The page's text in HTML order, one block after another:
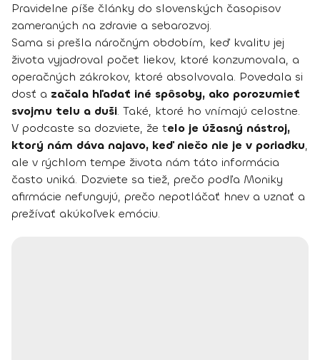
Pravidelne píše články do slovenských časopisov
zameraných na zdravie a sebarozvoj.
Sama si prešla náročným obdobím, keď kvalitu jej
života vyjadroval počet liekov, ktoré konzumovala, a
operačných zákrokov, ktoré absolvovala. Povedala si
dosť a začala hľadať iné spôsoby, ako porozumieť
svojmu telu a duši. Také, ktoré ho vnímajú celostne.
V podcaste sa dozviete, že telo je úžasný nástroj,
ktorý nám dáva najavo, keď niečo nie je v poriadku,
ale v rýchlom tempe života nám táto informácia
často uniká. Dozviete sa tiež, prečo podľa Moniky
afirmácie nefungujú, prečo nepotláčať hnev a uznať a
prežívať akúkoľvek emóciu.